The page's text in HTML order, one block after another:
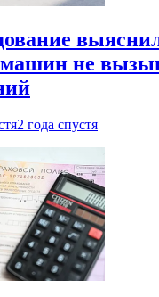
не
2 года спустя